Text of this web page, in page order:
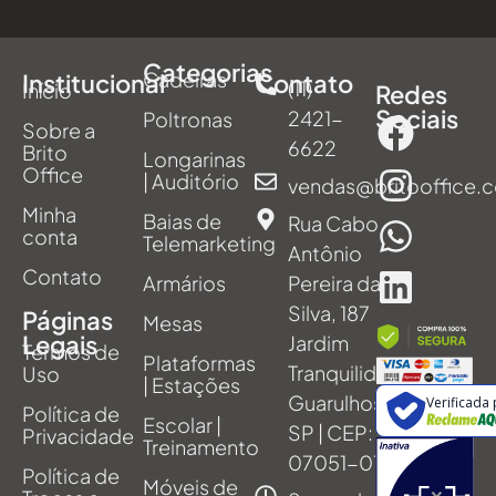
Institucional
Início
Sobre a
Brito
Office
Minha
conta
Contato
Páginas
Legais
Termos de
Uso
Política de
Privacidade
Política de
Categorias
Cadeiras
Poltronas
Longarinas
| Auditório
Baias de
Telemarketing
Armários
Mesas
Plataformas
| Estações
Escolar |
Treinamento
Móveis de
Contato
(11)
2421-
6622
Rua Cabo
Antônio
Pereira da
Silva, 187
Jardim
Tranquilidade,
Guarulhos -
SP | CEP:
07051-011
Redes
Sociais
Verificada